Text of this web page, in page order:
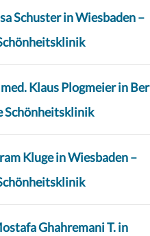
Schuster in Wiesbaden –
Klaus Plogmeier in
Schönheitsklinik
Kluge in Wiesbaden –
Ghahremani T. in